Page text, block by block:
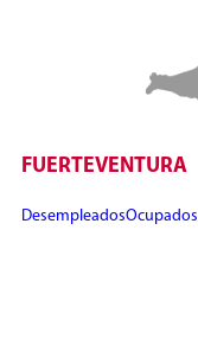
FUERTEVENTURA
DesempleadosOcupados